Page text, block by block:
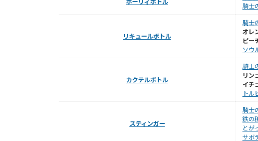
ホーリィボトル
騎士
リキュールボトル
騎士
オレ
ピー
ソウ
カクテルボトル
騎士
リン
イチ
トル
スティンガー
騎士
鉄の
とが
サボ